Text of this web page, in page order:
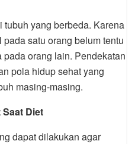
yang berbeda. Karena
satu orang belum tentu
orang lain. Pendekatan
pola hidup sehat yang
masing-masing.
Saat Diet
dapat dilakukan agar